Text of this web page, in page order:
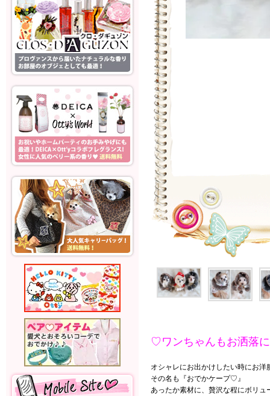
♡ワンちゃんもお洒落
オシャレにお出かけしたい時にお洋
その名も『おでかケープ♡』
あったか素材に、贅沢な程にボリ